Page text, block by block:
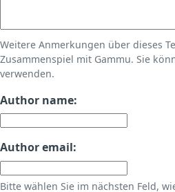
Weitere Anmerkungen über dieses
Zusammenspiel mit Gammu. Sie
verwenden.
Author name:
Author email:
Bitte wählen Sie im nächsten Feld,